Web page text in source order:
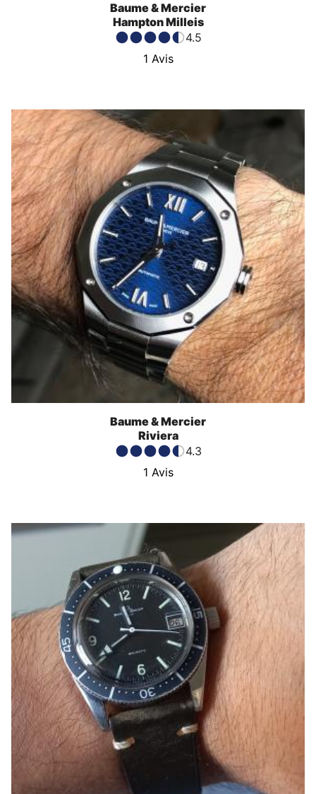
Baume & Mercier
Hampton Milleis
4.5
1 Avis
Baume & Mercier
Riviera
4.3
1 Avis